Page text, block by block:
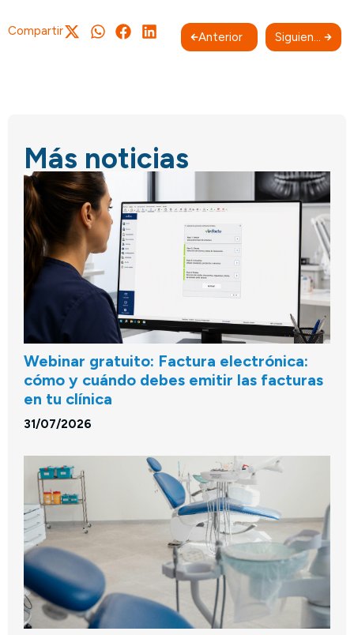
Compartir Anterior Siguiente
Más noticias
Webinar gratuito: Factura electrónica:
cómo y cuándo debes emitir las facturas
en tu clínica
31/07/2026